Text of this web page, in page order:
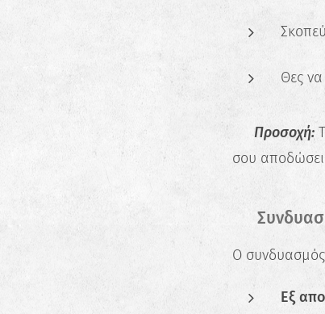
Θες
Προσοχή:
σου
⚖️
Ο συνδυασμός
Εξ